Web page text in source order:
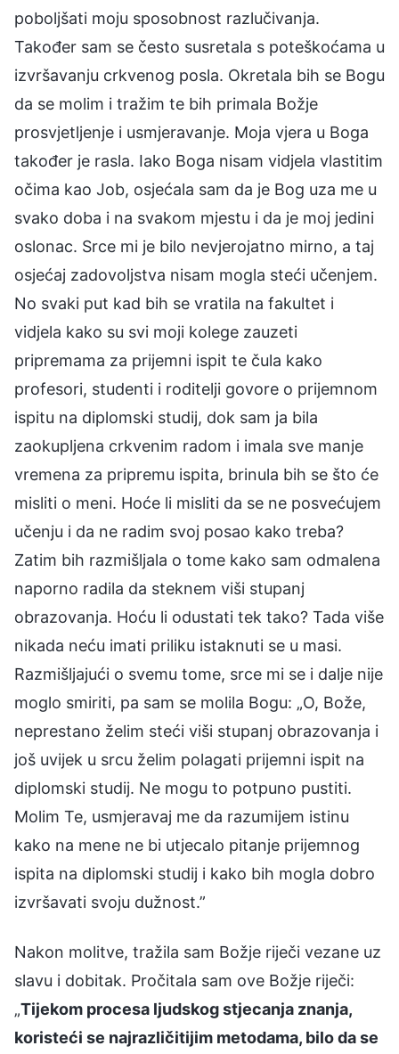
poboljšati moju sposobnost razlučivanja.
Također sam se često susretala s poteškoćama u
izvršavanju crkvenog posla. Okretala bih se Bogu
da se molim i tražim te bih primala Božje
prosvjetljenje i usmjeravanje. Moja vjera u Boga
također je rasla. Iako Boga nisam vidjela vlastitim
očima kao Job, osjećala sam da je Bog uza me u
svako doba i na svakom mjestu i da je moj jedini
oslonac. Srce mi je bilo nevjerojatno mirno, a taj
osjećaj zadovoljstva nisam mogla steći učenjem.
No svaki put kad bih se vratila na fakultet i
vidjela kako su svi moji kolege zauzeti
pripremama za prijemni ispit te čula kako
profesori, studenti i roditelji govore o prijemnom
ispitu na diplomski studij, dok sam ja bila
zaokupljena crkvenim radom i imala sve manje
vremena za pripremu ispita, brinula bih se što će
misliti o meni. Hoće li misliti da se ne posvećujem
učenju i da ne radim svoj posao kako treba?
Zatim bih razmišljala o tome kako sam odmalena
naporno radila da steknem viši stupanj
obrazovanja. Hoću li odustati tek tako? Tada više
nikada neću imati priliku istaknuti se u masi.
Razmišljajući o svemu tome, srce mi se i dalje nije
moglo smiriti, pa sam se molila Bogu: „O, Bože,
neprestano želim steći viši stupanj obrazovanja i
još uvijek u srcu želim polagati prijemni ispit na
diplomski studij. Ne mogu to potpuno pustiti.
Molim Te, usmjeravaj me da razumijem istinu
kako na mene ne bi utjecalo pitanje prijemnog
ispita na diplomski studij i kako bih mogla dobro
izvršavati svoju dužnost.”
Nakon molitve, tražila sam Božje riječi vezane uz
slavu i dobitak. Pročitala sam ove Božje riječi:
„Tijekom procesa ljudskog stjecanja znanja,
koristeći se najrazličitijim metodama, bilo da se